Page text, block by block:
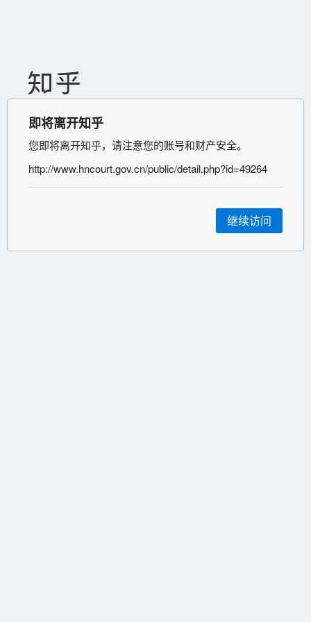
即将离开知乎
您即将离开知乎，请注意您的账号和财产安全。
http://www.hncourt.gov.cn/public/detail.php?id=49264
继续访问